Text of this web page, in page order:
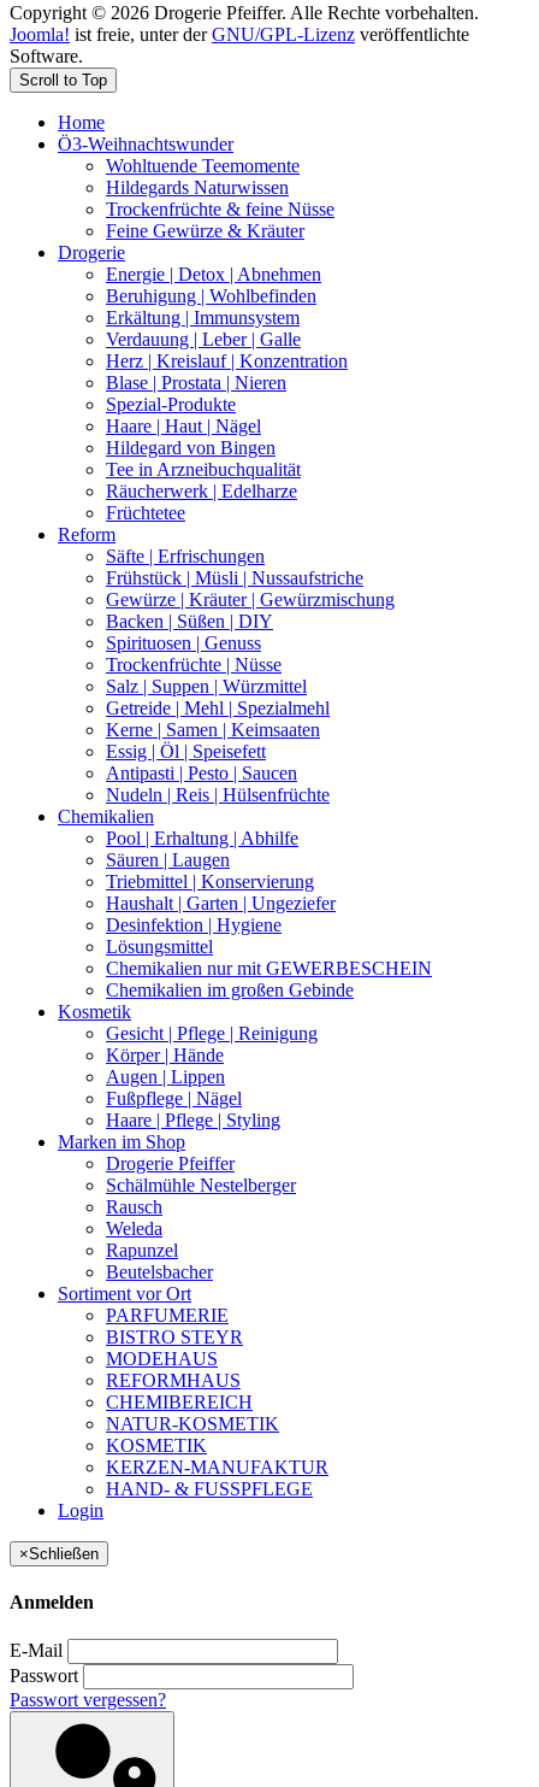
Copyright © 2026 Drogerie Pfeiffer. Alle Rechte vorbehalten.
Joomla! ist freie, unter derGNU/GPL-Lizenz veröffentlichte
Software.
Scroll to Top
Home
Ö3-Weihnachtswunder
Wohltuende Teemomente
Hildegards Naturwissen
Trockenfrüchte & feine Nüsse
Feine Gewürze & Kräuter
Drogerie
Energie | Detox | Abnehmen
Beruhigung | Wohlbefinden
Erkältung | Immunsystem
Verdauung | Leber | Galle
Herz | Kreislauf | Konzentration
Blase | Prostata | Nieren
Spezial-Produkte
Haare | Haut | Nägel
Hildegard von Bingen
Tee in Arzneibuchqualität
Räucherwerk | Edelharze
Früchtetee
Reform
Säfte | Erfrischungen
Frühstück | Müsli | Nussaufstriche
Gewürze | Kräuter | Gewürzmischung
Backen | Süßen | DIY
Spirituosen | Genuss
Trockenfrüchte | Nüsse
Salz | Suppen | Würzmittel
Getreide | Mehl | Spezialmehl
Kerne | Samen | Keimsaaten
Essig | Öl | Speisefett
Antipasti | Pesto | Saucen
Nudeln | Reis | Hülsenfrüchte
Chemikalien
Pool | Erhaltung | Abhilfe
Säuren | Laugen
Triebmittel | Konservierung
Haushalt | Garten | Ungeziefer
Desinfektion | Hygiene
Lösungsmittel
Chemikalien nur mit GEWERBESCHEIN
Chemikalien im großen Gebinde
Kosmetik
Gesicht | Pflege | Reinigung
Körper | Hände
Augen | Lippen
Fußpflege | Nägel
Haare | Pflege | Styling
Marken im Shop
Drogerie Pfeiffer
Schälmühle Nestelberger
Rausch
Weleda
Rapunzel
Beutelsbacher
Sortiment vor Ort
PARFUMERIE
BISTRO STEYR
MODEHAUS
REFORMHAUS
CHEMIBEREICH
NATUR-KOSMETIK
KOSMETIK
KERZEN-MANUFAKTUR
HAND- & FUSSPFLEGE
Login
×Schließen
Anmelden
E-Mail
Passwort
Passwort vergessen?